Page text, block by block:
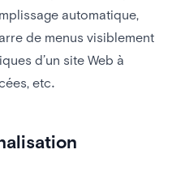
automatique,
de menus visiblement
d’un site Web à
etc.